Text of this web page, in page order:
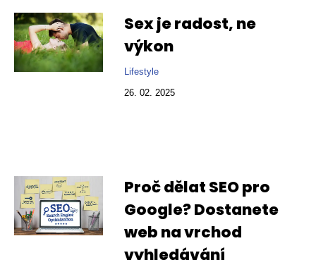
Sex je radost, ne
výkon
Lifestyle
26. 02. 2025
Proč dělat SEO pro
Google? Dostanete
web na vrchod
vyhledávání